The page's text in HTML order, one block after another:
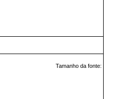
Tamanho da fonte: